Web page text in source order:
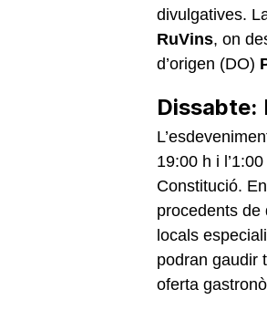
divulgatives.
RuVins, on
d’origen (DO)
Dissabte:
19:00 h i
Constitució.
procedents de
locals
podran gaudir
oferta